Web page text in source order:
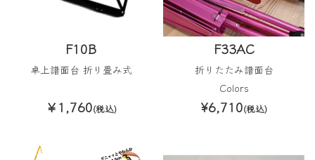
F10B
卓上譜面台 折り畳み式
￥1,760(税込)
F33AC
折りたたみ譜面台
Colors
¥6,710(税込)